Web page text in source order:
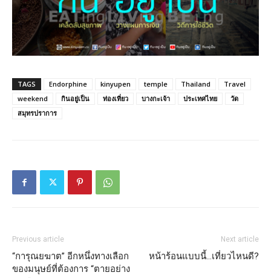
TAGS Endorphine kinyupen temple Thailand
Travel
weekend
กินอยู่เป็น ท่องเที่ยว บางกะเจ้า ประเทศไทย
วัด
สมุทรปราการ
Previous article
“การุณยฆาต” อีกหนึ่งทางเลือก
ของมนุษย์ที่ต้องการ “ตายอย่าง
Next article
หน้าร้อนแบบนี้…เที่ยวไหนดี?